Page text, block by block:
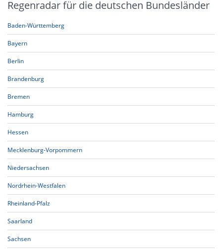
Regenradar für die deutschen Bundesländer
Baden-Württemberg
Bayern
Berlin
Brandenburg
Bremen
Hamburg
Hessen
Mecklenburg-Vorpommern
Niedersachsen
Nordrhein-Westfalen
Rheinland-Pfalz
Saarland
Sachsen